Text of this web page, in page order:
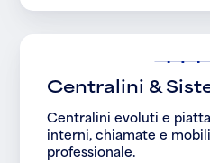
Centralini &
Centralini evoluti e
interni, chiamate e
professionale.